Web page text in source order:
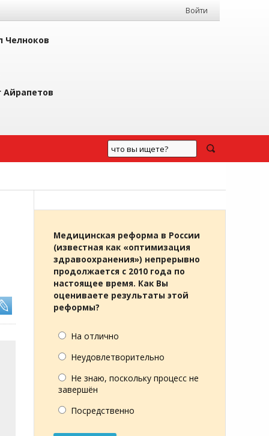
Войти
Челноков
Айрапетов
Медицинская реформа в России
(известная как «оптимизация
здравоохранения») непрерывно
продолжается с 2010 года по
настоящее время. Как Вы
оцениваете результаты этой
реформы?
На отлично
Неудовлетворительно
Не знаю, поскольку процесс не
завершён
Посредственно